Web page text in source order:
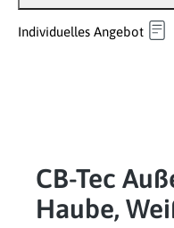
Individuelles Angebot
CB-Tec
Haube,